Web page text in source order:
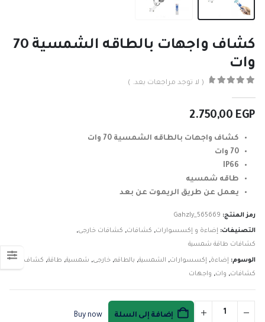
كشاف واجهات بالطاقه الشمسية 70
وات
( لا توجد مراجعات بعد. )
2.750,00 EGP
كشاف واجهات بالطاقه الشمسية 70 وات
70 وات
IP66
طاقه شمسيه
يعمل عن طريق الريموت عن بعد
رمز المنتج: Gahzly_565669
التصنيفات: إضاءة و إكسسوارات, كشافات, كشافات خارجى,
كشافات طاقة شمسية
الوسوم: إضاءة, إكسسوارات, الشمسية, بالطاقه, خارجى, شمسية, طاقة, كشاف
كشافات, وات, واجهات
إضافة إلى السلة Buy now